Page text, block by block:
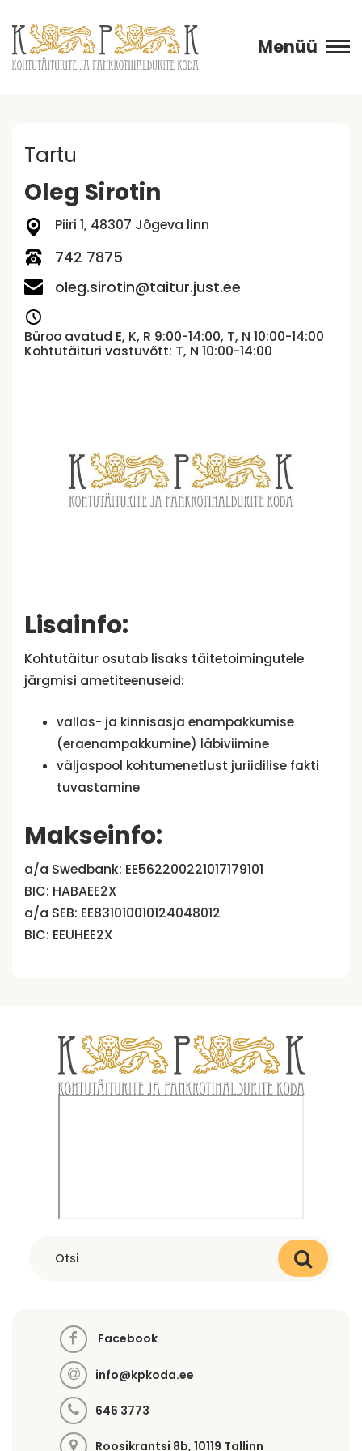
Menüü
Tartu
Oleg Sirotin
Piiri 1, 48307 Jõgeva linn
742 7875
oleg.sirotin@taitur.just.ee
Büroo avatud E, K, R 9:00-14:00, T, N 10:00-14:00
Kohtutäituri vastuvõtt: T, N 10:00-14:00
Lisainfo:
Kohtutäitur osutab lisaks täitetoimingutele
järgmisi ametiteenuseid:
vallas- ja kinnisasja enampakkumise
(eraenampakkumine) läbiviimine
väljaspool kohtumenetlust juriidilise fakti
tuvastamine
Makseinfo:
a/a Swedbank: EE562200221017179101
BIC: HABAEE2X
a/a SEB: EE831010010124048012
BIC: EEUHEE2X
Facebook
info@kpkoda.ee
646 3773
Roosikrantsi 8b, 10119 Tallinn